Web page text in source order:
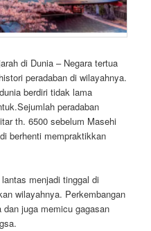
di Dunia – Negara tertua
peradaban di wilayahnya.
berdiri tidak lama
peradaban
th. 6500 sebelum Masehi
berhenti mempraktikkan
menjadi tinggal di
wilayahnya. Perkembangan
juga memicu gagasan